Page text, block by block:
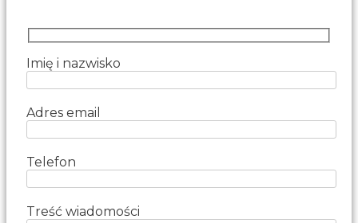
Imię i nazwisko
Adres email
Telefon
Treść wiadomości